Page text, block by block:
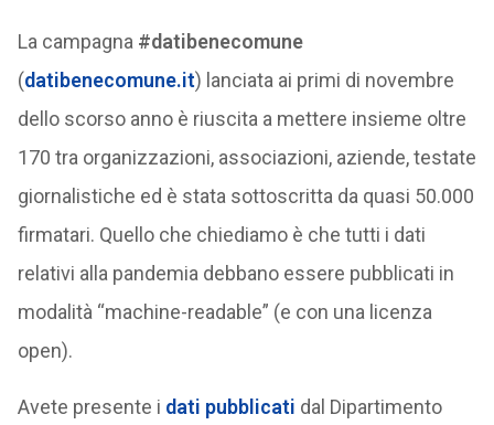
La campagna #datibenecomune
(datibenecomune.it) lanciata ai primi di novembre
dello scorso anno è riuscita a mettere insieme oltre
170 tra organizzazioni, associazioni, aziende, testate
giornalistiche ed è stata sottoscritta da quasi 50.000
firmatari. Quello che chiediamo è che tutti i dati
relativi alla pandemia debbano essere pubblicati in
modalità “machine-readable” (e con una licenza
open).
Avete presente i dati pubblicati dal Dipartimento